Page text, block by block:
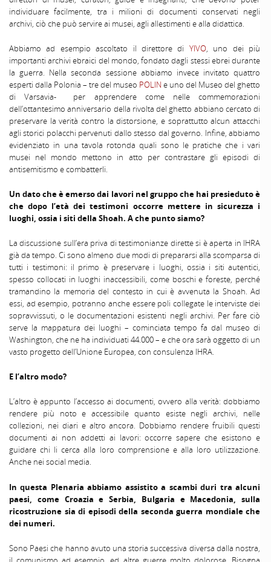
individuare facilmente, tra i milioni di documenti conservati negli
archivi, ciò che può servire ai musei, agli allestimenti e alla didattica.
Abbiamo ad esempio ascoltato il direttore di YIVO, uno dei più
importanti archivi ebraici del mondo, fondato dagli stessi ebrei durante
la guerra. Nella seconda sessione abbiamo invece invitato quattro
esperti dalla Polonia – tre del museo POLIN e uno del Museo del ghetto
di Varsavia- per apprendere come nelle commemorazioni
dell’ottantesimo anniversario della rivolta del ghetto abbiano cercato di
preservare la verità contro la distorsione, e soprattutto alcun attacchi
agli storici polacchi pervenuti dallo stesso dal governo. Infine, abbiamo
evidenziato in una tavola rotonda quali sono le pratiche che i vari
musei nel mondo mettono in atto per contrastare gli episodi di
antisemitismo e combatterli.
Un dato che è emerso dai lavori nel gruppo che hai presieduto è
che dopo l’età dei testimoni occorre mettere in sicurezza i
luoghi, ossia i siti della Shoah. A che punto siamo?
La discussione sull’era priva di testimonianze dirette si è aperta in IHRA
già da tempo. Ci sono almeno due modi di prepararsi alla scomparsa di
tutti i testimoni: il primo è preservare i luoghi, ossia i siti autentici,
spesso collocati in luoghi inaccessibili, come boschi e foreste, perché
tramandino la memoria del contesto in cui è avvenuta la Shoah. Ad
essi, ad esempio, potranno anche essere poli collegate le interviste dei
sopravvissuti, o le documentazioni esistenti negli archivi. Per fare ciò
serve la mappatura dei luoghi – cominciata tempo fa dal museo di
Washington, che ne ha individuati 44.000 – e che ora sarà oggetto di un
vasto progetto dell’Unione Europea, con consulenza IHRA.
E l’altro modo?
L’altro è appunto l’accesso ai documenti, ovvero alla verità: dobbiamo
rendere più noto e accessibile quanto esiste negli archivi, nelle
collezioni, nei diari e altro ancora. Dobbiamo rendere fruibili questi
documenti ai non addetti ai lavori: occorre sapere che esistono e
guidare chi li cerca alla loro comprensione e alla loro utilizzazione.
Anche nei social media.
In questa Plenaria abbiamo assistito a scambi duri tra alcuni
paesi, come Croazia e Serbia, Bulgaria e Macedonia, sulla
ricostruzione sia di episodi della seconda guerra mondiale che
dei numeri.
Sono Paesi che hanno avuto una storia successiva diversa dalla nostra,